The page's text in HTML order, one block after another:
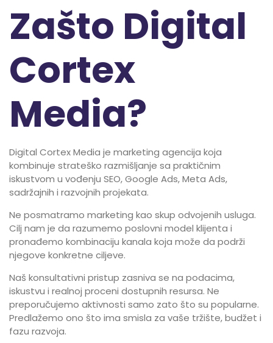
Zašto Digital
Cortex
Media?
Digital Cortex Media je marketing agencija koja
kombinuje strateško razmišljanje sa praktičnim
iskustvom u vođenju SEO, Google Ads, Meta Ads,
sadržajnih i razvojnih projekata.
Ne posmatramo marketing kao skup odvojenih usluga.
Cilj nam je da razumemo poslovni model klijenta i
pronađemo kombinaciju kanala koja može da podrži
njegove konkretne ciljeve.
Naš konsultativni pristup zasniva se na podacima,
iskustvu i realnoj proceni dostupnih resursa. Ne
preporučujemo aktivnosti samo zato što su popularne.
Predlažemo ono što ima smisla za vaše tržište, budžet i
fazu razvoja.